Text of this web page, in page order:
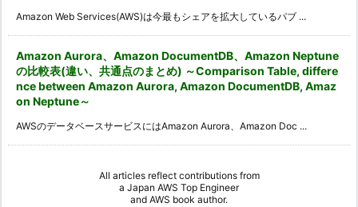
Amazon Web Services(AWS)は今最もシェアを拡大しているパブ ...
Amazon Aurora、Amazon DocumentDB、Amazon Neptune
の比較表(違い、共通点のまとめ) ～Comparison Table, differe
nce between Amazon Aurora, Amazon DocumentDB, Amaz
on Neptune～
AWSのデータベースサービスにはAmazon Aurora、Amazon Doc ...
All articles reflect contributions from
a Japan AWS Top Engineer
and AWS book author.